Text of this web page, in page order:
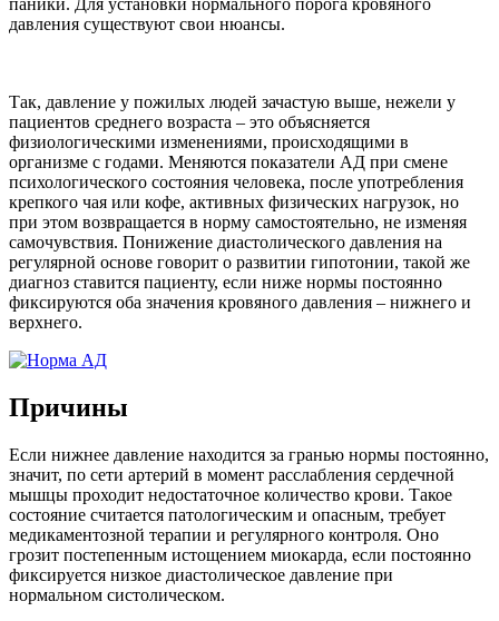
паники. Для установки нормального порога кровяного
давления существуют свои нюансы.
Так, давление у пожилых людей зачастую выше, нежели у
пациентов среднего возраста – это объясняется
физиологическими изменениями, происходящими в
организме с годами. Меняются показатели АД при смене
психологического состояния человека, после употребления
крепкого чая или кофе, активных физических нагрузок, но
при этом возвращается в норму самостоятельно, не изменяя
самочувствия. Понижение диастолического давления на
регулярной основе говорит о развитии гипотонии, такой же
диагноз ставится пациенту, если ниже нормы постоянно
фиксируются оба значения кровяного давления – нижнего и
верхнего.
Причины
Если нижнее давление находится за гранью нормы постоянно,
значит, по сети артерий в момент расслабления сердечной
мышцы проходит недостаточное количество крови. Такое
состояние считается патологическим и опасным, требует
медикаментозной терапии и регулярного контроля. Оно
грозит постепенным истощением миокарда, если постоянно
фиксируется низкое диастолическое давление при
нормальном систолическом.